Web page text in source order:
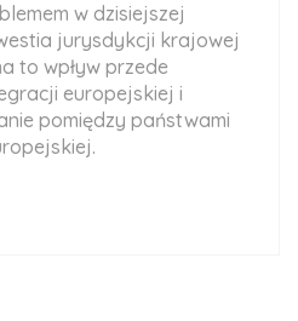
w dzisiejszej
jurysdykcji krajowej
to wpływ przede
europejskiej i
pomiędzy państwami